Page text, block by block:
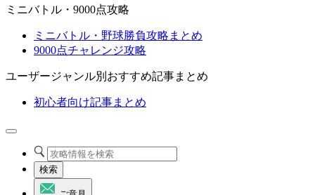
ミニバトル・9000点攻略
ミニバトル・野球勝負攻略まとめ
9000点チャレンジ攻略
ユーザージャンル別おすすめ記事まとめ
初心者向け記事まとめ
検索